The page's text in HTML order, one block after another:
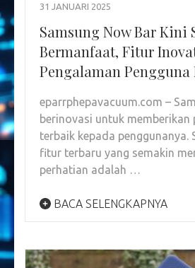
31 JANUARI 2025
Samsung Now Bar Kini
Bermanfaat, Fitur
Pengalaman
eparrphepavacuum.com –
berinovasi untuk memberikan
terbaik kepada penggunanya.
fitur terbaru yang semakin
perhatian adalah …
BACA SELENGKAPNYA